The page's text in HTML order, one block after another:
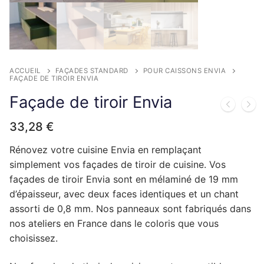
Complément rénovation de cuisine
Façade de porte lave-vaisselle
Façade de porte relevante
Plinthes et panneaux de finition
Façade de porte lave-vaisselle
Façade de tiroir
Plinthes et panneaux de finition
Façade de porte lave-vaisselle
Façade de porte
Façade de tiroir
Complément rénovation de cuisine
Pour caissons Aviva
Façade de porte
Façade de tiroir
Complément rénovation de cuisine
Pour caissons Brico Depot
Façade de porte
Façade de tiroir
Complément rénovation de cuisine
Pour caissons But
Façade de porte
Façade de tiroir
Complément rénovation de cuisine
Pour caissons Castorama
Façade de porte
Façade de tiroir
Complément rénovation de cuisine
Pour caissons Conforama
Façade de porte
Façade de tiroir
Complément rénovation de cuisine
Pour caissons Cuisinella
Façade de porte
Façade de tiroir
Complément rénovation de cuisine
Pour caissons Cuisines References
Façade de porte
Façade de tiroir
Pour caissons Cuisine Plus
Façade de porte
Pour caissons Darty
ACCUEIL FAÇADES STANDARD
POUR CAISSONS ENVIA
FAÇADE DE TIROIR ENVIA
Façade de tiroir Envia
33,28 €
Rénovez votre cuisine Envia en remplaçant
simplement vos façades de tiroir de cuisine. Vos
façades de tiroir Envia sont en mélaminé de 19 mm
d’épaisseur, avec deux faces identiques et un chant
assorti de 0,8 mm. Nos panneaux sont fabriqués dans
nos ateliers en France dans le coloris que vous
choisissez.